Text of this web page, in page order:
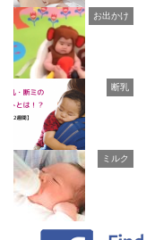
お出かけ
断乳
ミルク